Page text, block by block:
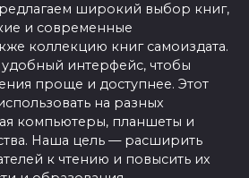
широкий выбор книг,
и современные
коллекцию книг самоиздата.
интерфейс, чтобы
проще и доступнее. Этот
на разных
компьютеры, планшеты и
Наша цель — расширить
к чтению и повысить их